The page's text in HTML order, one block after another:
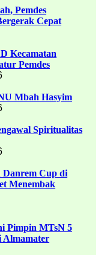
Pemdes
Cepat
Kecamatan
Pemdes
Mbah Hasyim
Spiritualitas
Danrem Cup di
Menembak
Pimpin MTsN 5
Almamater